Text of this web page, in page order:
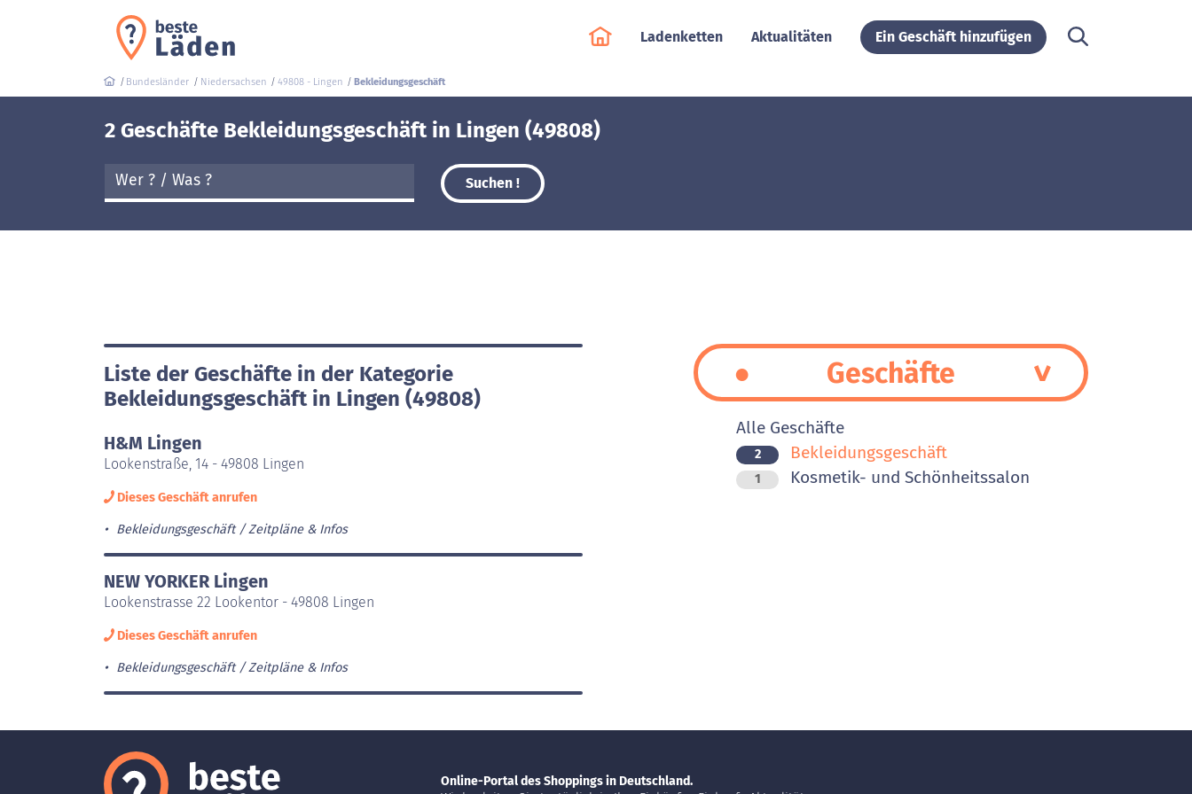
Ladenketten Aktualitäten Ein Geschäft hinzufügen
Bundesländer Niedersachsen 49808 - Lingen Bekleidungsgeschäft
2 Geschäfte Bekleidungsgeschäft in Lingen (49808)
Suchen !
Liste der Geschäfte in der Kategorie
Bekleidungsgeschäft in Lingen (49808)
H&M Lingen
Lookenstraße, 14 - 49808 Lingen
Dieses Geschäft anrufen
Bekleidungsgeschäft Zeitpläne & Infos
NEW YORKER Lingen
Lookenstrasse 22 Lookentor - 49808 Lingen
Dieses Geschäft anrufen
Bekleidungsgeschäft Zeitpläne & Infos
Geschäfte
Alle Geschäfte
2 Bekleidungsgeschäft
1 Kosmetik- und Schönheitssalon
Online-Portal des Shoppings in Deutschland.